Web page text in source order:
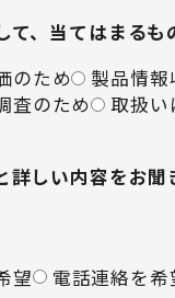
て、当てはまる
のため
製品情
査のため 取扱い
詳しい内容をお
望 電話連絡を希